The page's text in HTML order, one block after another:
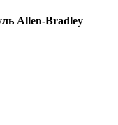
Allen-Bradley